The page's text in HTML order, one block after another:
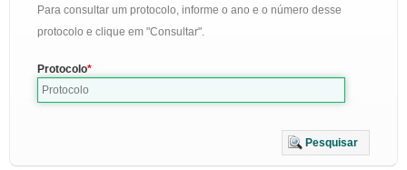
Para consultar um protocolo, informe o ano e o número desse
protocolo e clique em "Consultar".
Protocolo
Pesquisar